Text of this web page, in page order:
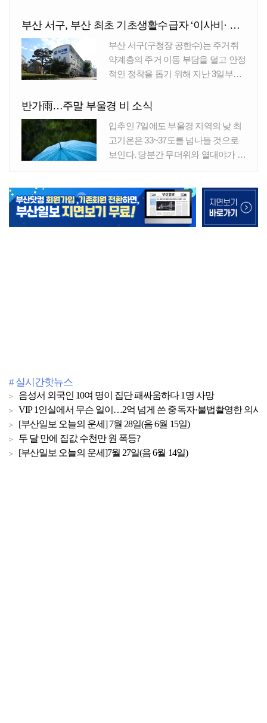
# 실시간핫뉴스
음성서 외국인 10여 명이 집단 패싸움하다 1명 사망
VIP 1인실에서 무슨 일이…2억 넘게 쓴 중독자·불법촬영한 의사
[부산일보 오늘의 운세] 7월 28일(음 6월 15일)
두 달 만에 집값 수천만 원 폭등?
[부산일보 오늘의 운세]7월 27일(음 6월 14일)